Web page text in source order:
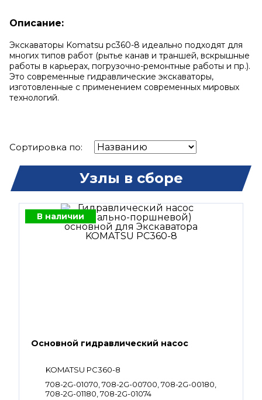
Описание:
Экскаваторы Komatsu pc360-8 идеально подходят для
многих типов работ (рытье канав и траншей, вскрышные
работы в карьерах, погрузочно-ремонтные работы и пр.).
Это современные гидравлические экскаваторы,
изготовленные с применением современных мировых
технологий.
Сортировка по:
Узлы в сборе
В наличии
Основной гидравлический насос
KOMATSU PC360-8
708-2G-01070, 708-2G-00700, 708-2G-00180,
708-2G-01180, 708-2G-01074